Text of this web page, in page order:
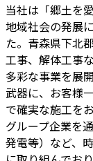
当社は「郷土を
地域社会の発展
た。青森県下北
工事、解体工事
多彩な事業を展
武器に、お客様
で確実な施工を
グループ企業を
発電等）など、